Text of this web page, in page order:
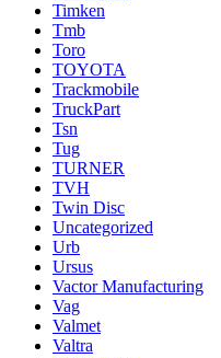
Timken
Tmb
Toro
TOYOTA
Trackmobile
TruckPart
Tsn
Tug
TURNER
TVH
Twin Disc
Uncategorized
Urb
Ursus
Vactor Manufacturing
Vag
Valmet
Valtra